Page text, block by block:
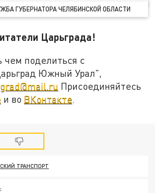
ГУБЕРНАТОРА ЧЕЛЯБИНСКОЙ ОБЛАСТИ
Царьграда!
чем поделиться с
Южный Урал",
Присоединяйтесь
и во ВКонтакте.
ТРАНСПОРТ